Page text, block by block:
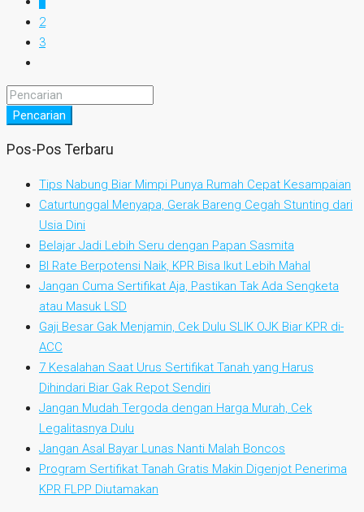
2
3
Pencarian
Pos-Pos Terbaru
Tips Nabung Biar Mimpi Punya Rumah Cepat Kesampaian
Caturtunggal Menyapa, Gerak Bareng Cegah Stunting dari
Usia Dini
Belajar Jadi Lebih Seru dengan Papan Sasmita
BI Rate Berpotensi Naik, KPR Bisa Ikut Lebih Mahal
Jangan Cuma Sertifikat Aja, Pastikan Tak Ada Sengketa
atau Masuk LSD
Gaji Besar Gak Menjamin, Cek Dulu SLIK OJK Biar KPR di-
ACC
7 Kesalahan Saat Urus Sertifikat Tanah yang Harus
Dihindari Biar Gak Repot Sendiri
Jangan Mudah Tergoda dengan Harga Murah, Cek
Legalitasnya Dulu
Jangan Asal Bayar Lunas Nanti Malah Boncos
Program Sertifikat Tanah Gratis Makin Digenjot Penerima
KPR FLPP Diutamakan